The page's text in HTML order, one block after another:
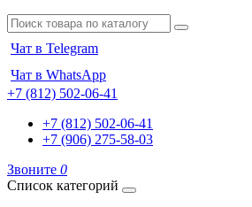
Чат в Telegram
Чат в WhatsApp
+7 (812) 502-06-41
+7 (812) 502-06-41
+7 (906) 275-58-03
Звоните 0
Список категорий